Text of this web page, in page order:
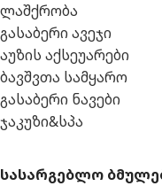
ლაშქრობა
გასაბერი ავეჯი
აუზის აქსეუარები
ბავშვთა სამყარო
გასაბერი ნავები
ჯაკუზი&სპა
სასარგებლო